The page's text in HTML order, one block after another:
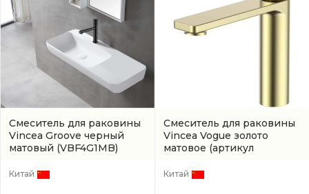
Смеситель для раковины
Vincea Groove черный
матовый (VBF4G1MB)
Китай
Смеситель для раковины
Vincea Vogue золото
матовое (артикул
Китай